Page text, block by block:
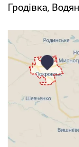
Гродівка,